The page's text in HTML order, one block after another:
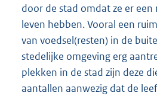
door de stad omdat ze er
leven hebben. Vooral een
van voedsel(resten) in de
stedelijke omgeving erg
plekken in de stad zijn deze
aantallen aanwezig dat de